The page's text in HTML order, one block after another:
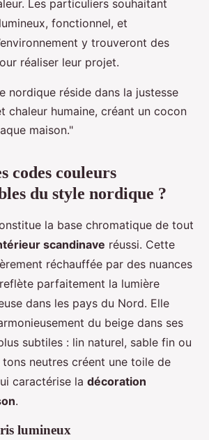
Les particuliers souhaitant
fonctionnel, et
y trouveront des
réaliser leur projet.
nordique réside dans la justesse
chaleur humaine, créant un cocon
maison."
codes couleurs
du style nordique ?
la base chromatique de tout
scandinave réussi. Cette
réchauffée par des nuances
parfaitement la lumière
dans les pays du Nord. Elle
du beige dans ses
subtiles : lin naturel, sable fin ou
neutres créent une toile de
caractérise la décoration
.
lumineux